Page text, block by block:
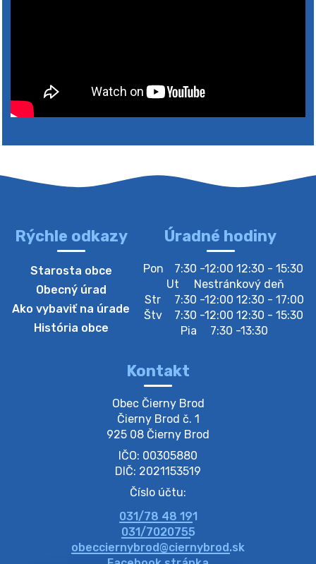
4. augusta 2026 10:05
Zberný dvor-Gyűjtőudvar
Oznamujeme obyvateľom, že v stredu 05. augusta
bude zberný dvor zatvorený. Értesítjük a lakosokat,
hogy szerdán augusztus 05-én a gyűjtőudvar zárva
lesz https://ciernybrod.sk?p=214…
Zber separovaného odpadu plastu-
Szeparált műanya…
Oznamujeme obyvateľom, že v stredu 05. augusta
prebehne zber separovaného odpadu plastu. Prosíme
obyvateľov, aby vrecia s odpadom vyložili pred dom už
večer vopred, nakoľko firma F…
4. augusta 2026 09:51
Oznámenie o plánovanom prerušení dodávky
elektri…
Oznamujeme Vám, že v určitých dňoch bude v
Rýchle odkazy
Starosta obce
Obecný úrad
Ako vybaviť na úrade
História obce
Úradné hodiny
Pon
7:30 -12:00 12:30 - 15:30
Ut
Nestránkový deň
Str
7:30 -12:00 12:30 - 17:00
Štv
7:30 -12:00 12:30 - 15:30
Pia
7:30 -13:30
Kontakt
Obec Čierny Brod
Čierny Brod č. 1
925 08 Čierny Brod
IČO: 00305880
DIČ: 2021153519
Číslo účtu:
031/78 48 191
031/7020755
obecciernybrod@ciernybrod.sk